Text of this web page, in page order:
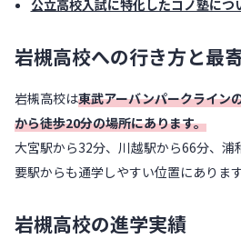
公立高校入試に特化したコノ塾につ
岩槻高校への行き方と最
岩槻高校は東武アーバンパークライン
から徒歩20分の場所にあります。
大宮駅から32分、川越駅から66分、浦
要駅からも通学しやすい位置にあります
岩槻高校の進学実績